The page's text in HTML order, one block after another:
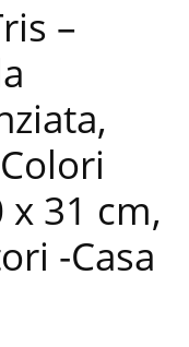
–
31 cm,
-Casa